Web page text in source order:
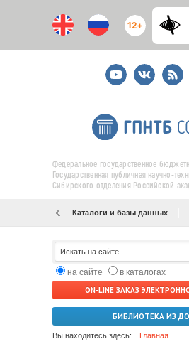
12+
YoutubeВКонтакте
RSS
Федеральное государственное
Государственная публичная научно-
Сибирского отделения Российской
Каталоги и базы данных
на сайте
в каталогах
ON-LINE ЗАКАЗ
БИБЛИОТЕКА ИЗ
Вы находитесь здесь: Главная